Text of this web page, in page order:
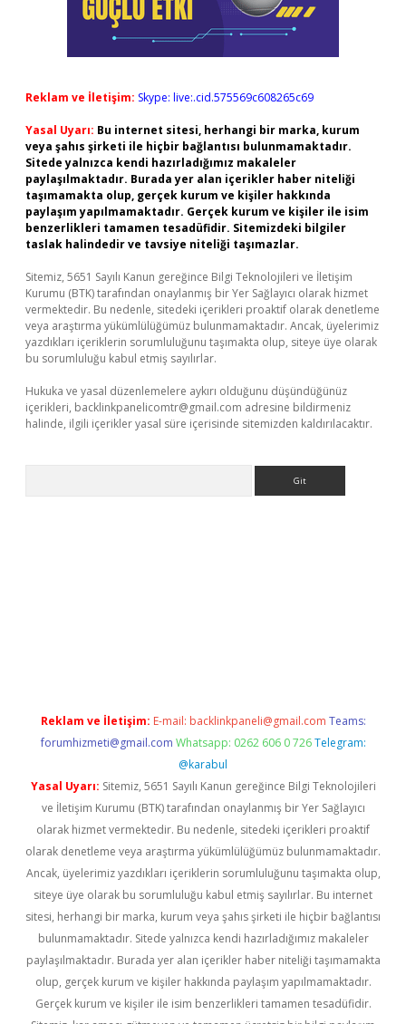
Reklam ve İletişim: Skype: live:.cid.575569c608265c69
Yasal Uyarı: Bu internet sitesi, herhangi bir marka, kurum
veya şahıs şirketi ile hiçbir bağlantısı bulunmamaktadır.
Sitede yalnızca kendi hazırladığımız makaleler
paylaşılmaktadır. Burada yer alan içerikler haber niteliği
taşımamakta olup, gerçek kurum ve kişiler hakkında
paylaşım yapılmamaktadır. Gerçek kurum ve kişiler ile isim
benzerlikleri tamamen tesadüfidir. Sitemizdeki bilgiler
taslak halindedir ve tavsiye niteliği taşımazlar.
Sitemiz, 5651 Sayılı Kanun gereğince Bilgi Teknolojileri ve İletişim
Kurumu (BTK) tarafından onaylanmış bir Yer Sağlayıcı olarak hizmet
vermektedir. Bu nedenle, sitedeki içerikleri proaktif olarak denetleme
veya araştırma yükümlülüğümüz bulunmamaktadır. Ancak, üyelerimiz
yazdıkları içeriklerin sorumluluğunu taşımakta olup, siteye üye olarak
bu sorumluluğu kabul etmiş sayılırlar.
Hukuka ve yasal düzenlemelere aykırı olduğunu düşündüğünüz
içerikleri, backlinkpanelicomtr@gmail.com adresine bildirmeniz
halinde, ilgili içerikler yasal süre içerisinde sitemizden kaldırılacaktır.
Reklam ve İletişim: E-mail: backlinkpaneli@gmail.com Teams:
forumhizmeti@gmail.com Whatsapp: 0262 606 0 726 Telegram:
@karabul
Yasal Uyarı: Sitemiz, 5651 Sayılı Kanun gereğince Bilgi Teknolojileri
ve İletişim Kurumu (BTK) tarafından onaylanmış bir Yer Sağlayıcı
olarak hizmet vermektedir. Bu nedenle, sitedeki içerikleri proaktif
olarak denetleme veya araştırma yükümlülüğümüz bulunmamaktadır.
Ancak, üyelerimiz yazdıkları içeriklerin sorumluluğunu taşımakta olup,
siteye üye olarak bu sorumluluğu kabul etmiş sayılırlar. Bu internet
sitesi, herhangi bir marka, kurum veya şahıs şirketi ile hiçbir bağlantısı
bulunmamaktadır. Sitede yalnızca kendi hazırladığımız makaleler
paylaşılmaktadır. Burada yer alan içerikler haber niteliği taşımamakta
olup, gerçek kurum ve kişiler hakkında paylaşım yapılmamaktadır.
Gerçek kurum ve kişiler ile isim benzerlikleri tamamen tesadüfidir.